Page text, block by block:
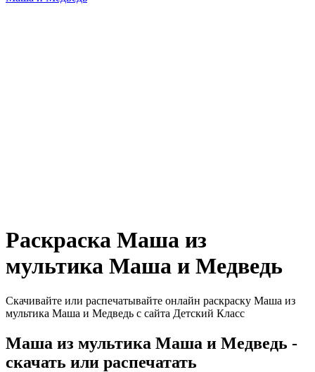
Раскраска Маша из
мультика Маша и Медведь
Скачивайте или распечатывайте онлайн раскраску Маша из
мультика Маша и Медведь с сайта Детский Класс
Маша из мультика Маша и Медведь -
скачать или распечатать